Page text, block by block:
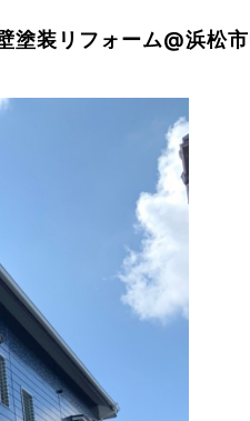
塗装リフォーム@浜松